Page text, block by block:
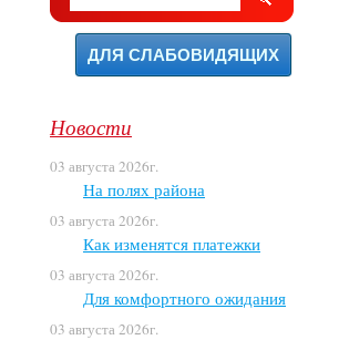
ДЛЯ СЛАБОВИДЯЩИХ
Новости
03 августа 2026г.
На полях района
03 августа 2026г.
Как изменятся платежки
03 августа 2026г.
Для комфортного ожидания
03 августа 2026г.